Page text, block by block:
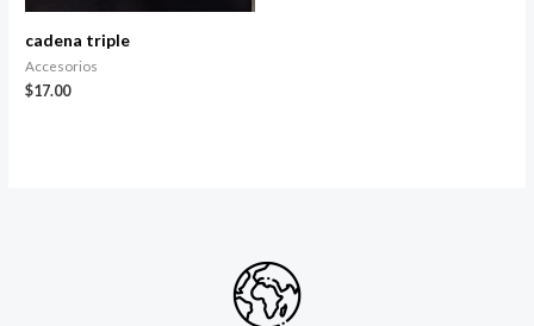
cadena triple
Accesorios
$17.00